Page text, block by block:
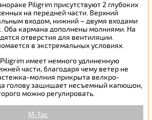
Piligrim присутствуют 2 глубоких
на передней части. Верхний
входом, нижний – двумя входами
Оба кармана дополнены молниями. На
отверстия для вентиляции.
в экстремальных условиях.
имеет немного удлиненную
части, благодаря чему ветер не
молния прикрыта велкро-
голову защищает несъемный капюшон,
можно регулировать.
M-Tac